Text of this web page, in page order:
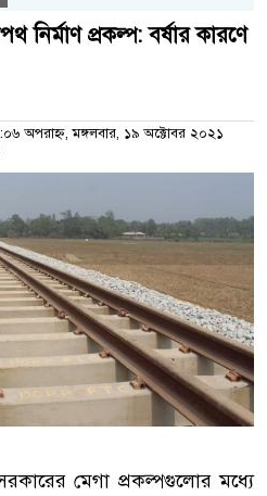
নির্মাণ প্রকল্প: বর্ষার কারণে
অপরাহ্ন, মঙ্গলবার, ১৯ অক্টোবর ২০২১
মেগা প্রকল্পগুলোর মধ্যে